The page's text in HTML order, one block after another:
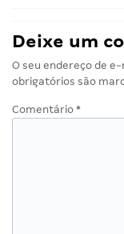
Deixe um
O seu endereço de
obrigatórios são
Comentário *